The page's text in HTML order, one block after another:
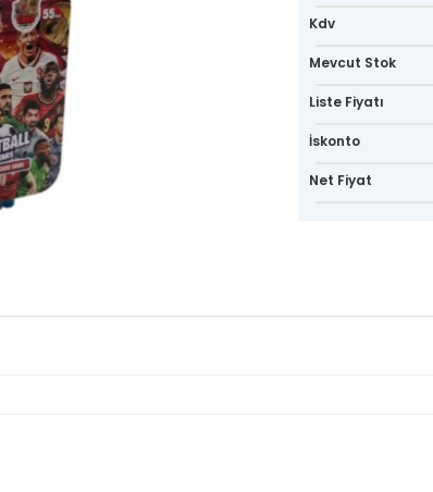
Kdv
Mevcut Stok
Liste Fiyatı
İskonto
Net Fiyat